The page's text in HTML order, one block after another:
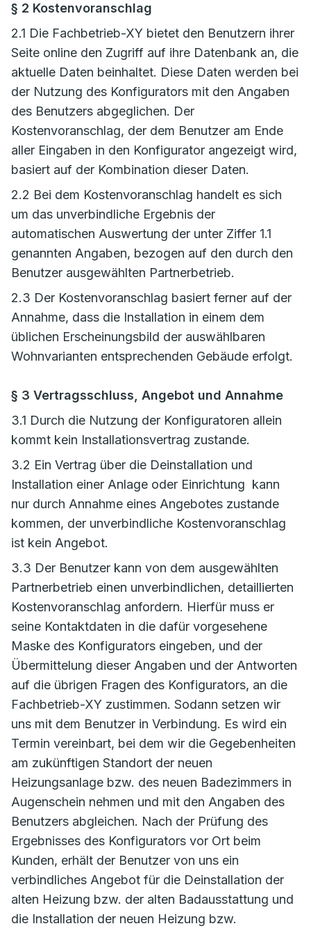
§ 2 Kostenvoranschlag
2.1 Die Fachbetrieb-XY bietet den Benutzern ihrer
Seite online den Zugriff auf ihre Datenbank an, die
aktuelle Daten beinhaltet. Diese Daten werden bei
der Nutzung des Konfigurators mit den Angaben
des Benutzers abgeglichen. Der
Kostenvoranschlag, der dem Benutzer am Ende
aller Eingaben in den Konfigurator angezeigt wird,
basiert auf der Kombination dieser Daten.
2.2 Bei dem Kostenvoranschlag handelt es sich
um das unverbindliche Ergebnis der
automatischen Auswertung der unter Ziffer 1.1
genannten Angaben, bezogen auf den durch den
Benutzer ausgewählten Partnerbetrieb.
2.3 Der Kostenvoranschlag basiert ferner auf der
Annahme, dass die Installation in einem dem
üblichen Erscheinungsbild der auswählbaren
Wohnvarianten entsprechenden Gebäude erfolgt.
§ 3 Vertragsschluss, Angebot und Annahme
3.1 Durch die Nutzung der Konfiguratoren allein
kommt kein Installationsvertrag zustande.
3.2 Ein Vertrag über die Deinstallation und
Installation einer Anlage oder Einrichtung kann
nur durch Annahme eines Angebotes zustande
kommen, der unverbindliche Kostenvoranschlag
ist kein Angebot.
3.3 Der Benutzer kann von dem ausgewählten
Partnerbetrieb einen unverbindlichen, detaillierten
Kostenvoranschlag anfordern. Hierfür muss er
seine Kontaktdaten in die dafür vorgesehene
Maske des Konfigurators eingeben, und der
Übermittelung dieser Angaben und der Antworten
auf die übrigen Fragen des Konfigurators, an die
Fachbetrieb-XY zustimmen. Sodann setzen wir
uns mit dem Benutzer in Verbindung. Es wird ein
Termin vereinbart, bei dem wir die Gegebenheiten
am zukünftigen Standort der neuen
Heizungsanlage bzw. des neuen Badezimmers in
Augenschein nehmen und mit den Angaben des
Benutzers abgleichen. Nach der Prüfung des
Ergebnisses des Konfigurators vor Ort beim
Kunden, erhält der Benutzer von uns ein
verbindliches Angebot für die Deinstallation der
alten Heizung bzw. der alten Badausstattung und
die Installation der neuen Heizung bzw.